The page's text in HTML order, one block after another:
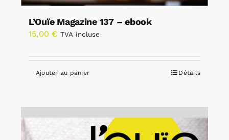
L’Ouïe Magazine 137 – ebook
15,00 € TVA incluse
Ajouter au panier Détails